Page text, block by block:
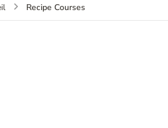
Recipe Courses